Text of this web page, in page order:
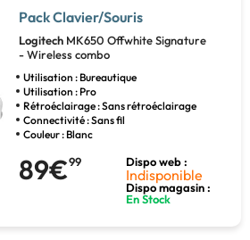
Pack Clavier/Souris
Logitech MK650 Offwhite Signature
- Wireless combo
Utilisation : Bureautique
Utilisation : Pro
Rétroéclairage : Sans rétroéclairage
Connectivité : Sans fil
Couleur : Blanc
89€99 Dispo web :
Indisponible
Dispo magasin :
En Stock